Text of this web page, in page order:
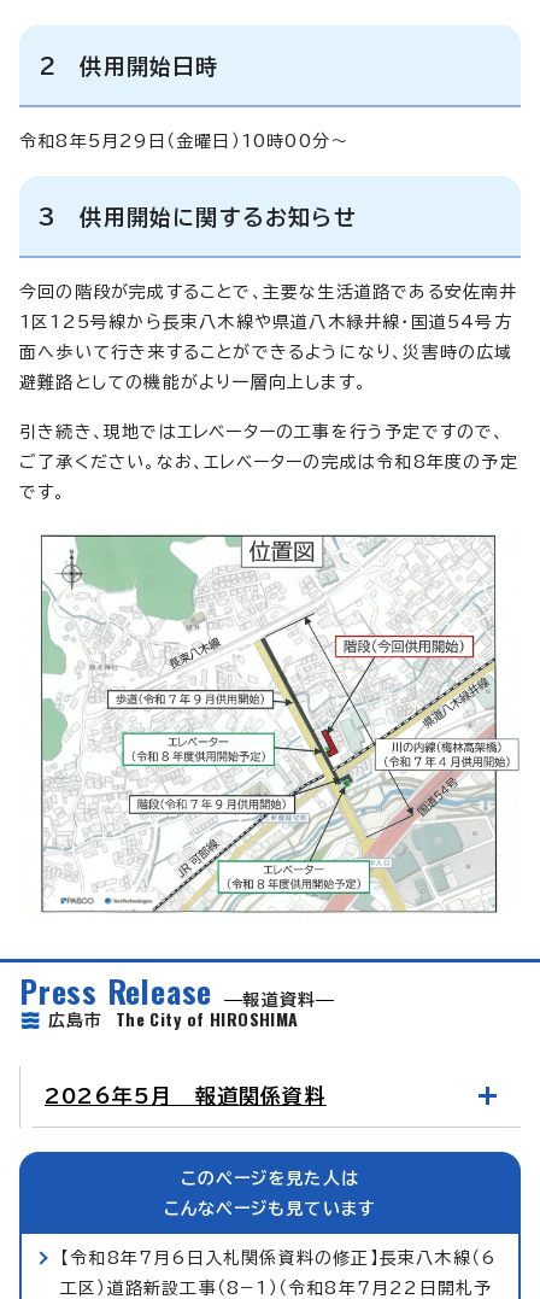
2 供用開始日時
令和8年5月29日（金曜日）10時00分～
3 供用開始に関するお知らせ
今回の階段が完成することで、主要な生活道路である安佐南井
1区125号線から長束八木線や県道八木緑井線・国道54号方
面へ歩いて行き来することができるようになり、災害時の広域
避難路としての機能がより一層向上します。
引き続き、現地ではエレベーターの工事を行う予定ですので、
ご了承ください。なお、エレベーターの完成は令和8年度の予定
です。
Press Release
報道資料
広島市 The City of HIROSHIMA
2026年5月 報道関係資料
このページを見た人は
こんなページも見ています
【令和8年7月6日入札関係資料の修正】長束八木線（6
工区）道路新設工事（8−1）（令和8年7月22日開札予